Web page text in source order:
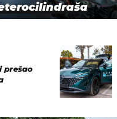
prešao